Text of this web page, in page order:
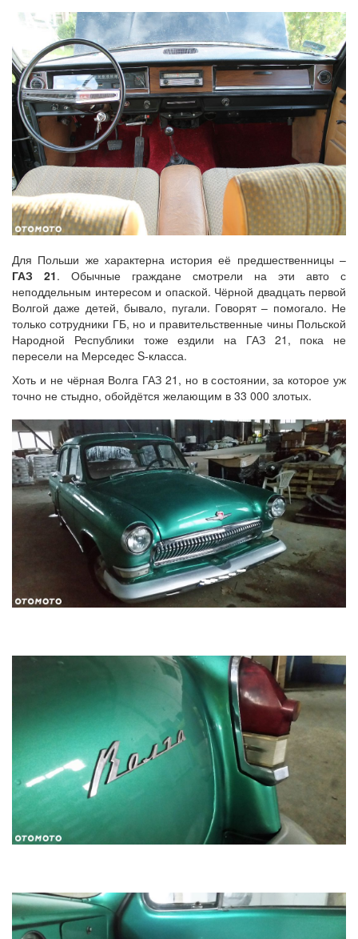
Для Польши же характерна история её предшественницы –
ГАЗ 21. Обычные граждане смотрели на эти авто с
неподдельным интересом и опаской. Чёрной двадцать первой
Волгой даже детей, бывало, пугали. Говорят – помогало. Не
только сотрудники ГБ, но и правительственные чины Польской
Народной Республики тоже ездили на ГАЗ 21, пока не
пересели на Мерседес S-класса.
Хоть и не чёрная Волга ГАЗ 21, но в состоянии, за которое уж
точно не стыдно, обойдётся желающим в 33 000 злотых.